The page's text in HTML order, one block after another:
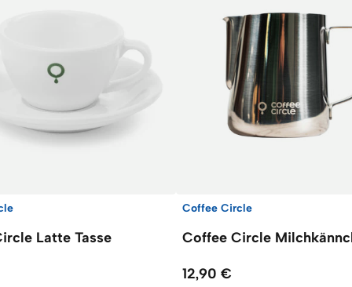
Latte Tasse
Coffee Circle
Coffee Circle
12,90 €